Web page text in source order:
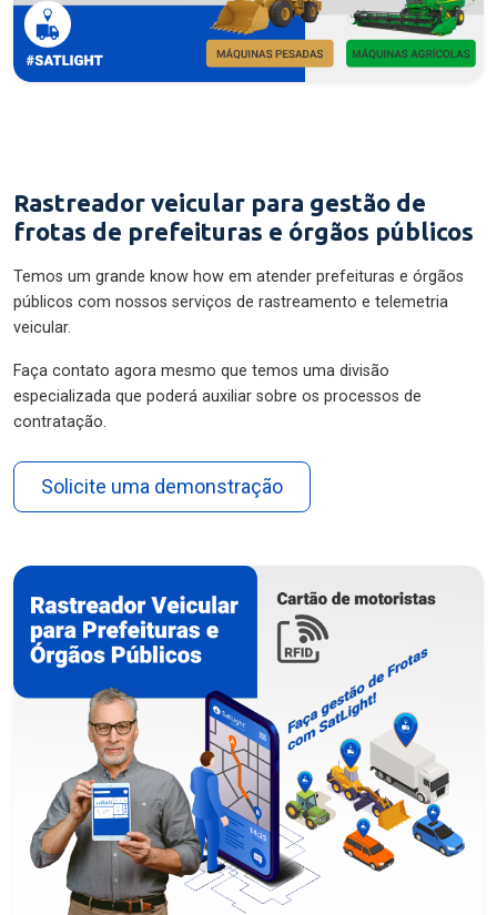
Rastreador veicular para gestão de
frotas de prefeituras e órgãos públicos
Temos um grande know how em atender prefeituras e órgãos
públicos com nossos serviços de rastreamento e telemetria
veicular.
Faça contato agora mesmo que temos uma divisão
especializada que poderá auxiliar sobre os processos de
contratação.
Solicite uma demonstração